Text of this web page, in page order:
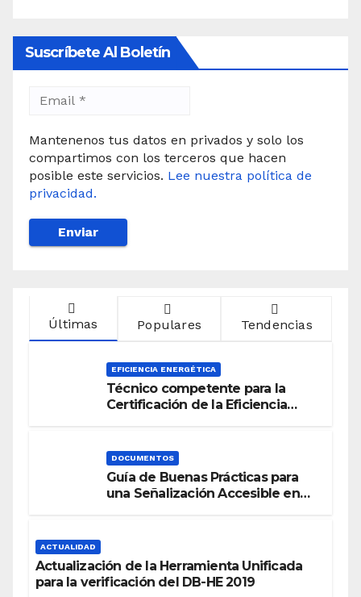
Suscríbete Al Boletín
Mantenenos tus datos en privados y solo los
compartimos con los terceros que hacen
posible este servicios. Lee nuestra política de
privacidad.
Últimas Populares Tendencias
EFICIENCIA ENERGÉTICA
Técnico competente para la
Certificación de la Eficiencia
DOCUMENTOS
Guía de Buenas Prácticas para
una Señalización Accesible en
ACTUALIDAD
Actualización de la Herramienta Unificada
para la verificación del DB-HE 2019